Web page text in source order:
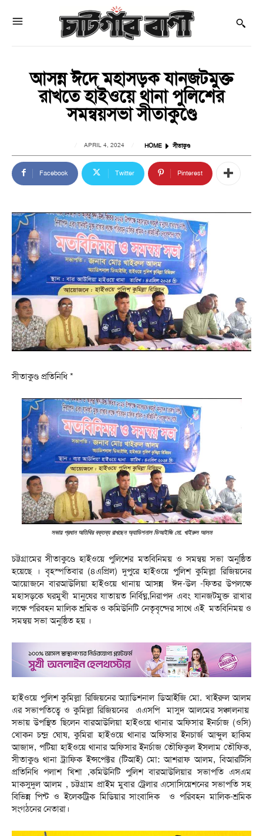
আসন্ন ঈদে মহাসড়ক যানজটমুক্ত
রাখতে হাইওয়ে থানা পুলিশের
সমন্বয়সভা সীতাকুণ্ডে
APRIL 4, 2024 HOME সীতাকুণ্ড
Facebook Twitter Pinterest
সীতাকুণ্ড প্রতিনিধি *
সভায় প্রধান অতিথির বক্তব্য রাখছেন অ্যাডিশনাল ডিআইজি মো. খাইরুল আলম
চট্টগ্রামের সীতাকুণ্ডে হাইওয়ে পুলিশের মতবিনিময় ও সমন্বয় সভা অনুষ্ঠিত
হয়েছে । বৃহস্পতিবার (৪এপ্রিল) দুপুরে হাইওয়ে পুলিশ কুমিল্লা রিজিয়নের
আয়োজনে বারআউলিয়া হাইওয়ে থানায় আসন্ন ঈদ-উল -ফিতর উপলক্ষে
মহাসড়কে ঘরমুখী মানুষের যাতায়ত নির্বিঘ্ন,নিরাপদ এবং যানজটমুক্ত রাখার
লক্ষে পরিবহন মালিক শ্রমিক ও কমিউনিটি নেতৃবৃন্দের সাথে এই মতবিনিময় ও
সমন্বয় সভা অনুষ্ঠিত হয় ।
হাইওয়ে পুলিশ কুমিল্লা রিজিয়নের অ্যাডিশনাল ডিআইজি মো. খাইরুল আলম
এর সভাপতিত্বে ও কুমিল্লা রিজিয়নের এএসপি মাসুদ আলমের সঞ্চালনায়
সভায় উপস্থিত ছিলেন বারআউলিয়া হাইওয়ে থানার অফিসার ইনর্চাজ (ওসি)
খোকন চন্দ্র ঘোষ, কুমিরা হাইওয়ে থানার অফিসার ইনচার্জ আব্দুল হাকিম
আজাদ, পটিয়া হাইওয়ে থানার অফিসার ইনর্চাজ তৌফিকুল ইসলাম তৌফিক,
সীতাকুণ্ড থানা ট্রাফিক ইন্সপেক্টর (টিআই) মো: আশরাফ আলম, বিআরটিসি
প্রতিনিধি পলাশ খিশা ,কমিউনিটি পুলিশ বারআউলিয়ার সভাপতি এসএম
মাকসুদুল আলম , চট্টগ্রাম প্রাইম মুবার ট্রেলার এসোসিয়েশনের সভাপতি সহ
বিভিন্ন পিন্ট ও ইলেকট্রিক মিডিয়ার সাংবাদিক ও পরিবহন মালিক-শ্রমিক
সংগঠনের নেতারা।